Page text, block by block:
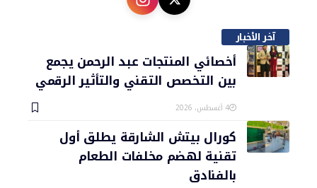
آخر الأخبار
أخصائي المنتجات عبد الرحمن يجمع
بين التخصص التقني والتأثير الرقمي
4 أغسطس، 2026
كورال بيتش الشارقة يطلق أول
تقنية لهضم مخلفات الطعام
بالفنادق